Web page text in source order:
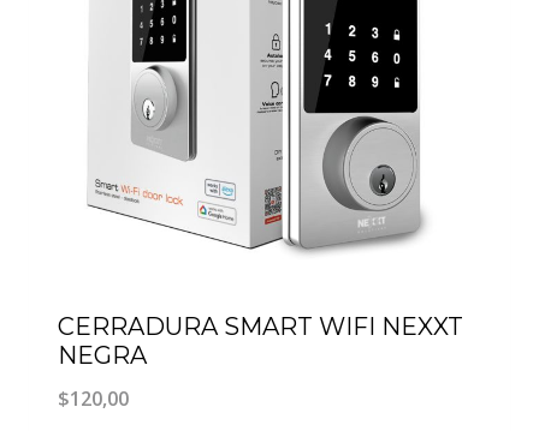
CERRADURA SMART WIFI NEXXT
NEGRA
$120,00